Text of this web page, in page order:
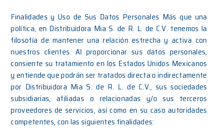
Finalidades y Uso de Sus Datos Personales Más que una
política, en Distribuidora Mia S. de R. L. de C.V. tenemos la
filosofía de mantener una relación estrecha y activa con
nuestros clientes. Al proporcionar sus datos personales,
consiente su tratamiento en los Estados Unidos Mexicanos
y entiende que podrán ser tratados directa o indirectamente
por Distribuidora Mia S. de R. L. de C.V., sus sociedades
subsidiarias, afiliadas o relacionadas y/o sus terceros
proveedores de servicios, así como en su caso autoridades
competentes, con las siguientes finalidades: